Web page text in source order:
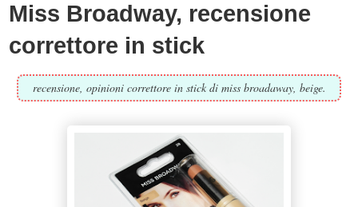
Miss Broadway, recensione
correttore in stick
recensione, opinioni correttore in stick di miss broadaway, beige.